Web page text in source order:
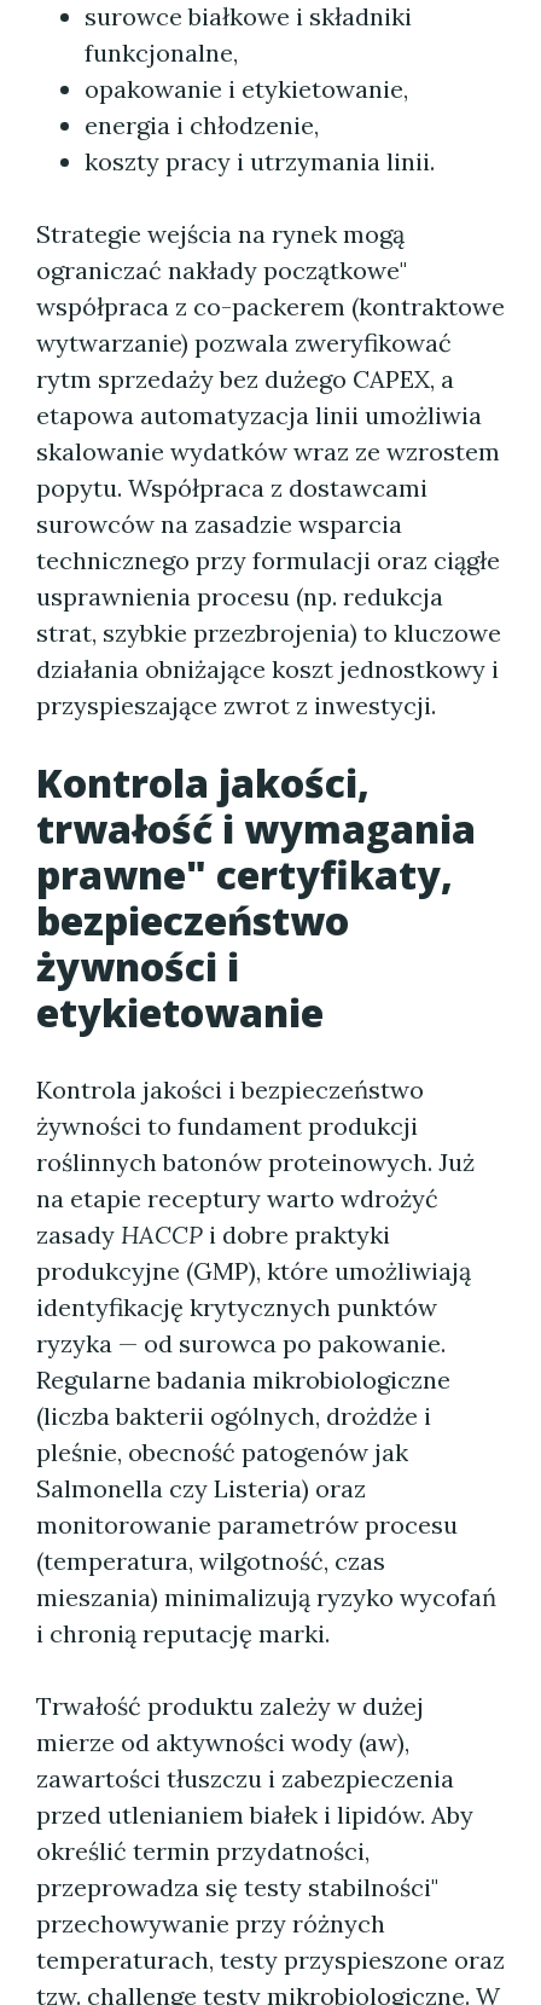
surowce białkowe i składniki
funkcjonalne,
opakowanie i etykietowanie,
energia i chłodzenie,
koszty pracy i utrzymania linii.
Strategie wejścia na rynek mogą
ograniczać nakłady początkowe"
współpraca z co-packerem (kontraktowe
wytwarzanie) pozwala zweryfikować
rytm sprzedaży bez dużego CAPEX, a
etapowa automatyzacja linii umożliwia
skalowanie wydatków wraz ze wzrostem
popytu. Współpraca z dostawcami
surowców na zasadzie wsparcia
technicznego przy formulacji oraz ciągłe
usprawnienia procesu (np. redukcja
strat, szybkie przezbrojenia) to kluczowe
działania obniżające koszt jednostkowy i
przyspieszające zwrot z inwestycji.
Kontrola jakości,
trwałość i wymagania
prawne" certyfikaty,
bezpieczeństwo
żywności i
etykietowanie
Kontrola jakości i bezpieczeństwo
żywności to fundament produkcji
roślinnych batonów proteinowych. Już
na etapie receptury warto wdrożyć
zasady HACCP i dobre praktyki
produkcyjne (GMP), które umożliwiają
identyfikację krytycznych punktów
ryzyka — od surowca po pakowanie.
Regularne badania mikrobiologiczne
(liczba bakterii ogólnych, drożdże i
pleśnie, obecność patogenów jak
Salmonella czy Listeria) oraz
monitorowanie parametrów procesu
(temperatura, wilgotność, czas
mieszania) minimalizują ryzyko wycofań
i chronią reputację marki.
Trwałość produktu zależy w dużej
mierze od aktywności wody (aw),
zawartości tłuszczu i zabezpieczenia
przed utlenianiem białek i lipidów. Aby
określić termin przydatności,
przeprowadza się testy stabilności"
przechowywanie przy różnych
temperaturach, testy przyspieszone oraz
tzw. challenge testy mikrobiologiczne. W